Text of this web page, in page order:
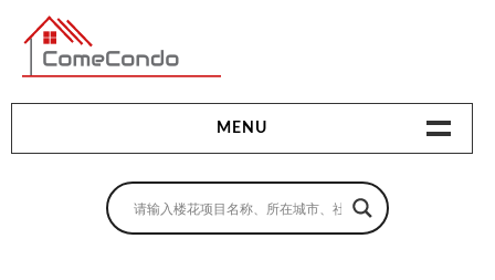
多伦多最新最全的楼花搜索引擎
MENU
地产相关